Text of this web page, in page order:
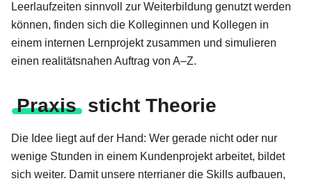
Leerlaufzeiten sinnvoll zur Weiterbildung genutzt werden
können, finden sich die Kolleginnen und Kollegen in
einem internen Lernprojekt zusammen und simulieren
einen realitätsnahen Auftrag von A–Z.
Praxis sticht Theorie
Die Idee liegt auf der Hand: Wer gerade nicht oder nur
wenige Stunden in einem Kundenprojekt arbeitet, bildet
sich weiter. Damit unsere nterrianer die Skills aufbauen,